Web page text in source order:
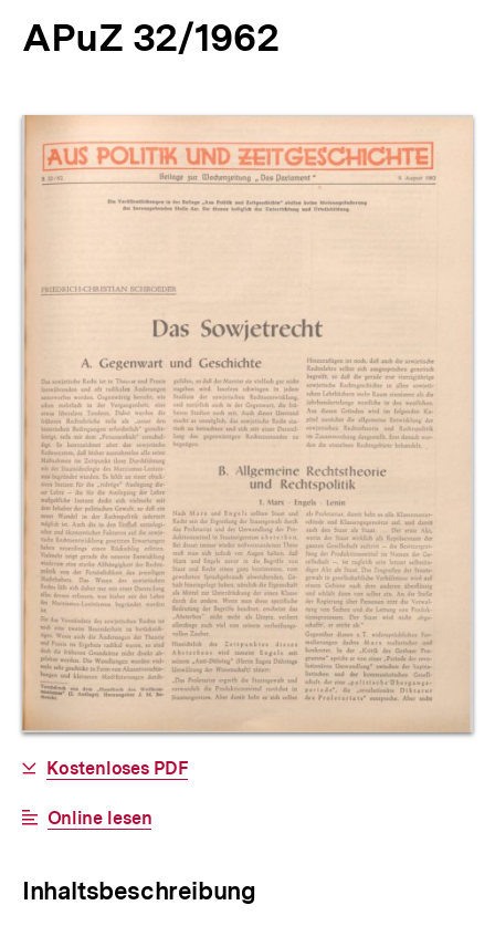
APuZ 32/1962
Produktvorschau
Allgemeine
Informationen
Download-
Kostenloses PDF
Interner
Online lesen
Inhaltsbeschreibung